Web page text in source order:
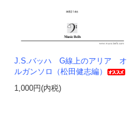
J.S.バッハ G線上のアリア オ
ルガンソロ（松田健志編）
1,000円(内税)